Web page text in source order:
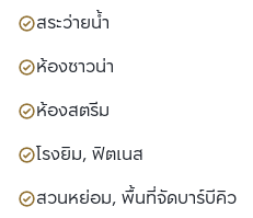
สระว่ายน้ำ
ห้องซาวน่า
ห้องสตรีม
โรงยิม, ฟิตเนส
สวนหย่อม, พื้นที่จัดบาร์บีคิว